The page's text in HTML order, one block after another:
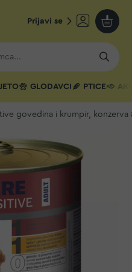
Prijavi se
Moja
GLODAVCI PTICE
govedina i krumpir, konzerva